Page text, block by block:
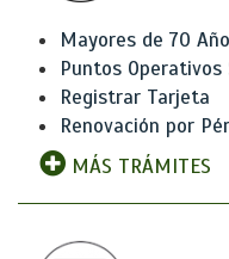
Mayores de 70
Puntos Operativos
Registrar Tarjeta
Renovación por
MÁS TRÁMITES